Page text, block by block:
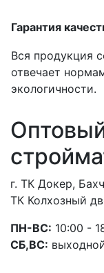
Гарантия
Вся продукция
отвечает
экологичности.
г. ТК Докер,
ТК Колхозный
ПН-ВС: 10:00 -
СБ,ВС: